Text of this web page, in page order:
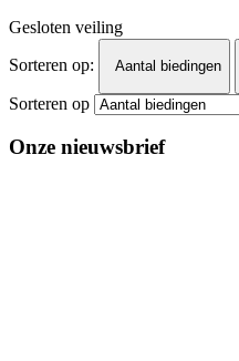
Gesloten veiling
Sorteren op:
Aantal biedingen
Sorteren op
Onze nieuwsbrief